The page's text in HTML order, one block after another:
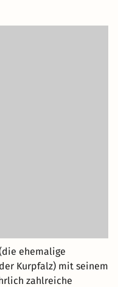
ehemalige
Kurpfalz) mit seinem
zahlreiche